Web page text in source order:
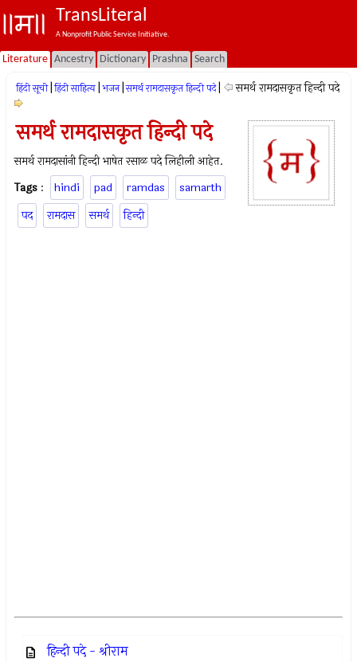
TransLiteral
A Nonprofit Public Service Initiative.
Literature Ancestry Dictionary Prashna Search
हिंदी सूची हिंदी साहित्य भजन समर्थ रामदासकृत हिन्दी पदे समर्थ रामदासकृत हिन्दी पदे
समर्थ रामदासकृत हिन्दी पदे
समर्थ रामदासांनी हिन्दी भाषेत रसाळ पदे लिहीली आहेत.
Tags : hindi pad ramdas
samarth
पद
रामदास समर्थ हिन्दी
हिन्दी पदे - श्रीराम